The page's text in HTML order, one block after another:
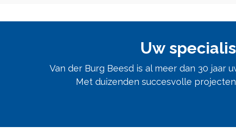
Uw
Van der Burg Beesd is al meer dan 30
Met duizenden succesvolle